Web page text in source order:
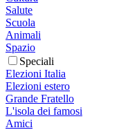
Salute
Scuola
Animali
Spazio
Speciali
Elezioni Italia
Elezioni estero
Grande Fratello
L'isola dei famosi
Amici